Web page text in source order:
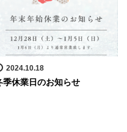
2024.10.18
季休業日のお知らせ